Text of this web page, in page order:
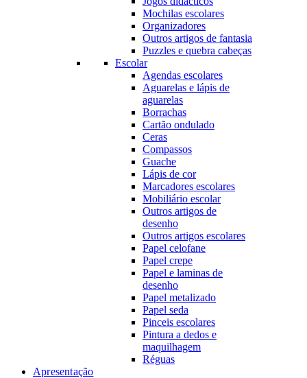
Mochilas escolares
Organizadores
Outros artigos de fantasia
Puzzles e quebra cabeças
Escolar
Agendas escolares
Aguarelas e lápis de
aguarelas
Borrachas
Cartão ondulado
Ceras
Compassos
Guache
Lápis de cor
Marcadores escolares
Mobiliário escolar
Outros artigos de
desenho
Outros artigos escolares
Papel celofane
Papel crepe
Papel e laminas de
desenho
Papel metalizado
Papel seda
Pinceis escolares
Pintura a dedos e
maquilhagem
Réguas
Apresentação